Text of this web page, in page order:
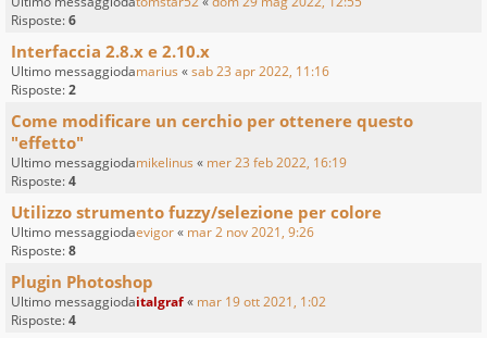
Risposte:6
Interfaccia 2.8.x e 2.10.x
Ultimo messaggiodamarius «sab 23 apr 2022, 11:16
Risposte:2
Come modificare un cerchio per ottenere questo
"effetto"
Ultimo messaggiodamikelinus « mer 23 feb 2022, 16:19
Risposte:4
Utilizzo strumento fuzzy/selezione per colore
Ultimo messaggiodaevigor« mar 2 nov 2021, 9:26
Risposte:8
Plugin Photoshop
Ultimo messaggiodaitalgraf« mar 19 ott 2021, 1:02
Risposte:4